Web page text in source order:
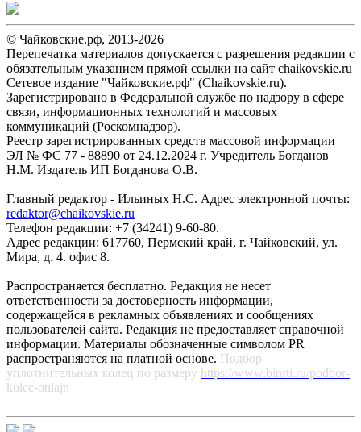
© Чайковские.рф, 2013-2026
Перепечатка материалов допускается с разрешения редакции с
обязательным указанием прямой ссылки на сайт chaikovskie.ru
Сетевое издание "Чайковские.рф" (Chaikovskie.ru).
Зарегистрировано в Федеральной службе по надзору в сфере
связи, информационных технологий и массовых
коммуникаций (Роскомнадзор).
Реестр зарегистрированных средств массовой информации
ЭЛ № ФС 77 - 88890 от 24.12.2024 г. Учредитель Богданов
Н.М. Издатель ИП Богданова О.В.
Главный редактор - Ильиных Н.С. Адрес электронной почты:
redaktor@chaikovskie.ru
Телефон редакции: +7 (34241) 9-60-80.
Адрес редакции: 617760, Пермский край, г. Чайковский, ул.
Мира, д. 4. офис 8.
Распространяется бесплатно. Редакция не несет
ответственности за достоверность информации,
содержащейся в рекламных объявлениях и сообщениях
пользователей сайта. Редакция не предоставляет справочной
информации. Материалы обозначенные символом PR
распространяются на платной основе. Подбор
уплотнительных колец по размеру https://www.binrti.ru/podbor-
kolec-onlajn